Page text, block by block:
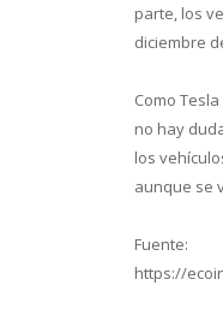
parte, los
diciembre
Como
no hay
los
aunque se
Fuente:
https://